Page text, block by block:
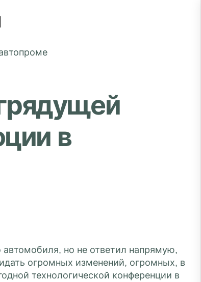
в
автомобиля, но не ответил напрямую,
огромных изменений, огромных, в
технологической конференции в